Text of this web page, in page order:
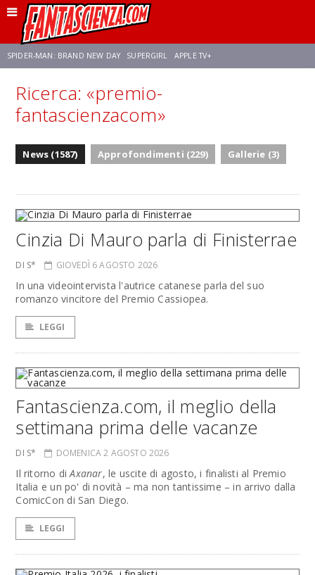
SPIDER-MAN: BRAND NEW DAY SUPERGIRL APPLE TV+
FRANCO RICCIARDIELLO ZENDAYA AVENGERS: DOOMSDAY
NETFLIX SADIE SINK STAR TREK: STRANGE NEW WORLDS
Ricerca: «premio-
fantascienzacom»
News (1587) Approfondimenti (229) Gallerie (3)
Cinzia Di Mauro parla di Finisterrae
DI S* GIOVEDÌ 6 AGOSTO 2026
In una videointervista l'autrice catanese parla del suo
romanzo vincitore del Premio Cassiopea.
LEGGI
Fantascienza.com, il meglio della
settimana prima delle vacanze
DI S* DOMENICA 2 AGOSTO 2026
Il ritorno diAxanar, le uscite di agosto, i finalisti al Premio
Italia e un po' di novità – ma non tantissime – in arrivo dalla
ComicCon di San Diego.
LEGGI